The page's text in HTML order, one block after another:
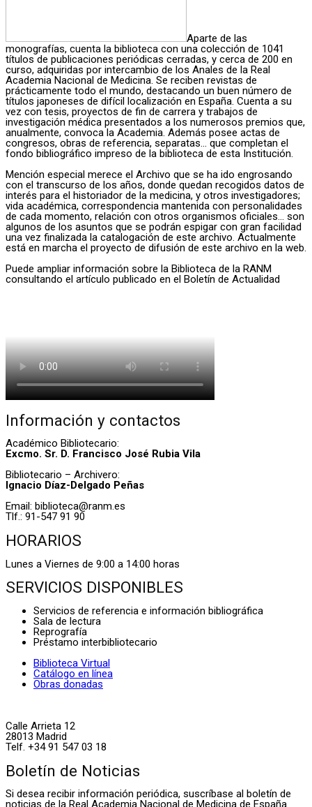
Aparte de las
monografías, cuenta la biblioteca con una colección de 1041
títulos de publicaciones periódicas cerradas, y cerca de 200 en
curso, adquiridas por intercambio de los Anales de la Real
Academia Nacional de Medicina. Se reciben revistas de
prácticamente todo el mundo, destacando un buen número de
títulos japoneses de difícil localización en España. Cuenta a su
vez con tesis, proyectos de fin de carrera y trabajos de
investigación médica presentados a los numerosos premios que,
anualmente, convoca la Academia. Además posee actas de
congresos, obras de referencia, separatas… que completan el
fondo bibliográfico impreso de la biblioteca de esta Institución.
Mención especial merece el Archivo que se ha ido engrosando
con el transcurso de los años, donde quedan recogidos datos de
interés para el historiador de la medicina, y otros investigadores;
vida académica, correspondencia mantenida con personalidades
de cada momento, relación con otros organismos oficiales… son
algunos de los asuntos que se podrán espigar con gran facilidad
una vez finalizada la catalogación de este archivo. Actualmente
está en marcha el proyecto de difusión de este archivo en la web.
Puede ampliar información sobre la Biblioteca de la RANM
consultando el artículo publicado en el Boletín de Actualidad
Información y contactos
Académico Bibliotecario:
Excmo. Sr. D. Francisco José Rubia Vila
Bibliotecario – Archivero:
Ignacio Díaz-Delgado Peñas
Email: biblioteca@ranm.es
Tlf.: 91-547 91 90
HORARIOS
Lunes a Viernes de 9:00 a 14:00 horas
SERVICIOS DISPONIBLES
Servicios de referencia e información bibliográfica
Sala de lectura
Reprografía
Préstamo interbibliotecario
Biblioteca Virtual
Catálogo en línea
Obras donadas
Calle Arrieta 12
28013 Madrid
Telf. +34 91 547 03 18
Boletín de Noticias
Si desea recibir información periódica, suscríbase al boletín de
noticias de la Real Academia Nacional de Medicina de España